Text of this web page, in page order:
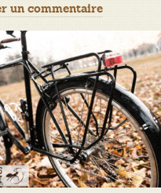
un commentaire